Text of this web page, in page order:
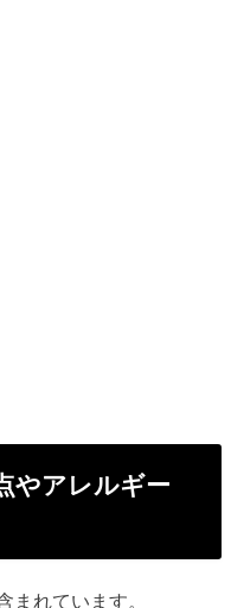
やアレルギー
れています。